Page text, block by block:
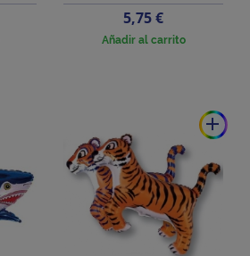
Precio
5,75 €
Añadir al carrito
add